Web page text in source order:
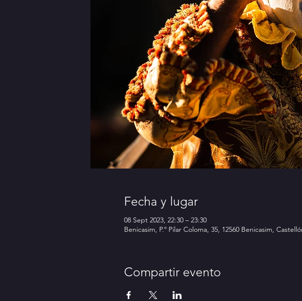
Fecha y lugar
08 Sept 2023, 22:30 – 23:30
Benicasim, P.º Pilar Coloma, 35, 12560 Benicasim,
Compartir evento